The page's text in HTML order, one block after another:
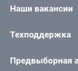
Наши вакансии
Техподдержка
Предвыборная